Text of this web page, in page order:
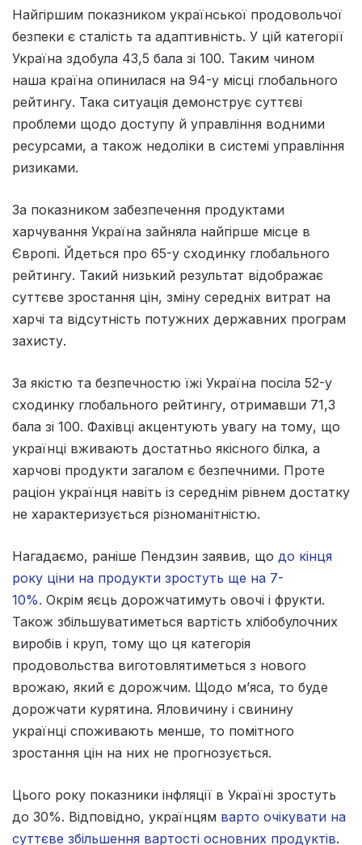
Найгіршим показником української продовольчої
безпеки є сталість та адаптивність. У цій категорії
Україна здобула 43,5 бала зі 100. Таким чином
наша країна опинилася на 94-у місці глобального
рейтингу. Така ситуація демонструє суттєві
проблеми щодо доступу й управління водними
ресурсами, а також недоліки в системі управління
ризиками.
За показником забезпечення продуктами
харчування Україна зайняла найгірше місце в
Європі. Йдеться про 65-у сходинку глобального
рейтингу. Такий низький результат відображає
суттєве зростання цін, зміну середніх витрат на
харчі та відсутність потужних державних програм
захисту.
За якістю та безпечностю їжі Україна посіла 52-у
сходинку глобального рейтингу, отримавши 71,3
бала зі 100. Фахівці акцентують увагу на тому, що
українці вживають достатньо якісного білка, а
харчові продукти загалом є безпечними. Проте
раціон українця навіть із середнім рівнем достатку
не характеризується різноманітністю.
Нагадаємо, раніше Пендзин заявив, що до кінця
року ціни на продукти зростуть ще на 7-
10%. Окрім яєць дорожчатимуть овочі і фрукти.
Також збільшуватиметься вартість хлібобулочних
виробів і круп, тому що ця категорія
продовольства виготовлятиметься з нового
врожаю, який є дорожчим. Щодо м’яса, то буде
дорожчати курятина. Яловичину і свинину
українці споживають менше, то помітного
зростання цін на них не прогнозується.
Цього року показники інфляції в Україні зростуть
до 30%. Відповідно, українцям варто очікувати на
суттєве збільшення вартості основних продуктів.